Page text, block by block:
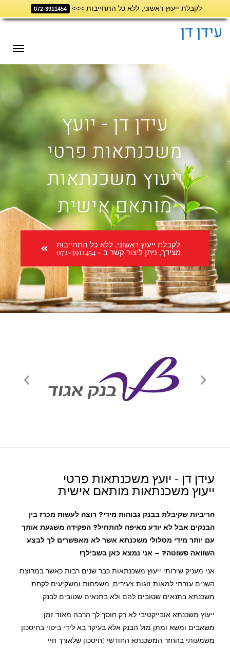
לקבלת ייעוץ ראשוני, ללא כל התחייבות >>> 072-3911454
לתוכןעידן דן
עידן דן - יועץ
משכנתאות פרטי
ייעוץ משכנתאות
מותאם אישית
לקבלת ייעוץ ראשוני, ללא כל התחייבות
מצידך, ניתן ליצור קשר ב - 072-3911454
עידן דן - יועץ משכנתאות פרטי
ייעוץ משכנתאות מותאם אישית
הריביות שקיבלת בבנק גבוהות מידי? רוצה לעשות מכרז בין
הבנקים אבל לא יודע מאיפה להתחיל? הפקידה משגעת אותך
עם יותר מידי מסלולי משכנתא אשר לא מאפשרים לך לבצע
השוואה פשוטה? – אני נמצא כאן בשבילך!
אני מעניק שירותי ייעוץ משכנתאות כבר שנים רבות כאשר במרוצת
השנים עזרתי למאות זוגות צעירים, משפחות ומשקיעים לקחת
משכנתא בתנאים שטובים להם ולא בתנאים שטובים לבנק.
ייעוץ משכנתא אובייקטיבי לא רק חוסך לך הרבה מאוד זמן,
משאבים ומשא ומתן מול הבנק אלא בעיקר בא לידי ביטוי בחיסכון
משמעותי בהחזר המשכנתא החודשי (חיסכון שלאורך חיי